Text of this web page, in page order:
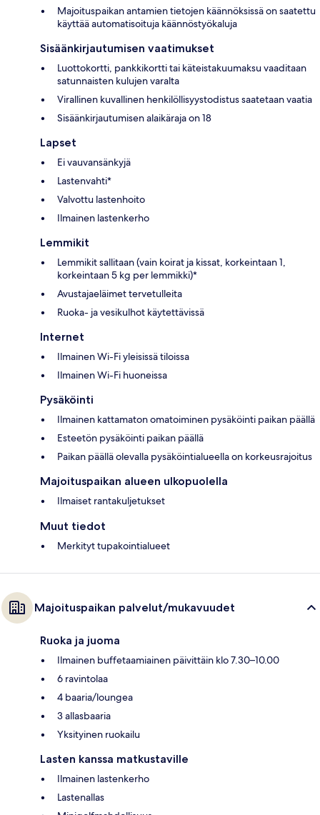
Majoituspaikan antamien tietojen käännöksissä on saatettu
käyttää automatisoituja käännöstyökaluja
Sisäänkirjautumisen vaatimukset
Luottokortti, pankkikortti tai käteistakuumaksu vaaditaan
satunnaisten kulujen varalta
Virallinen kuvallinen henkilöllisyystodistus saatetaan vaatia
Sisäänkirjautumisen alaikäraja on 18
Lapset
Ei vauvansänkyjä
Lastenvahti*
Valvottu lastenhoito
Ilmainen lastenkerho
Lemmikit
Lemmikit sallitaan (vain koirat ja kissat, korkeintaan 1,
korkeintaan 5 kg per lemmikki)*
Avustajaeläimet tervetulleita
Ruoka- ja vesikulhot käytettävissä
Internet
Ilmainen Wi-Fi yleisissä tiloissa
Ilmainen Wi-Fi huoneissa
Pysäköinti
Ilmainen kattamaton omatoiminen pysäköinti paikan päällä
Esteetön pysäköinti paikan päällä
Paikan päällä olevalla pysäköintialueella on korkeusrajoitus
Majoituspaikan alueen ulkopuolella
Ilmaiset rantakuljetukset
Muut tiedot
Merkityt tupakointialueet
Majoituspaikan palvelut/mukavuudet
Ruoka ja juoma
Ilmainen buffetaamiainen päivittäin klo 7.30–10.00
6 ravintolaa
4 baaria/loungea
3 allasbaaria
Yksityinen ruokailu
Lasten kanssa matkustaville
Ilmainen lastenkerho
Lastenallas